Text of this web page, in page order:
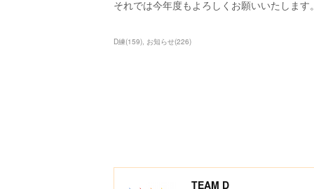
それでは今年度もよろしくお願いいたします
D練(159) お知らせ(226)
TEAM D